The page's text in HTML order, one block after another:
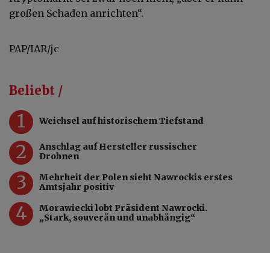
großen Schaden anrichten“.
PAP/IAR/jc
Beliebt /
1 Weichsel auf historischem Tiefstand
2
Anschlag auf Hersteller russischer
Drohnen
3
Mehrheit der Polen sieht Nawrockis erstes
Amtsjahr positiv
4
Morawiecki lobt Präsident Nawrocki.
„Stark, souverän und unabhängig“